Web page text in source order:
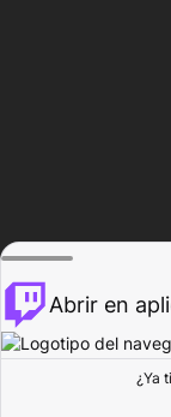
Abrir en
¿Ya